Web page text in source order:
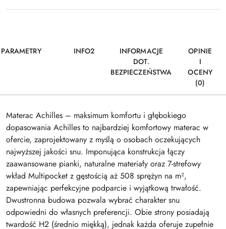
PARAMETRY INFO2
INFORMACJE
DOT.
BEZPIECZEŃSTWA
OPINIE
I
OCENY
(0)
Materac Achilles – maksimum komfortu i głębokiego
dopasowania Achilles to najbardziej komfortowy materac w
ofercie, zaprojektowany z myślą o osobach oczekujących
najwyższej jakości snu. Imponująca konstrukcja łączy
zaawansowane pianki, naturalne materiały oraz 7-strefowy
wkład Multipocket z gęstością aż 508 sprężyn na m²,
zapewniając perfekcyjne podparcie i wyjątkową trwałość.
Dwustronna budowa pozwala wybrać charakter snu
odpowiedni do własnych preferencji. Obie strony posiadają
twardość H2 (średnio miękką), jednak każda oferuje zupełnie